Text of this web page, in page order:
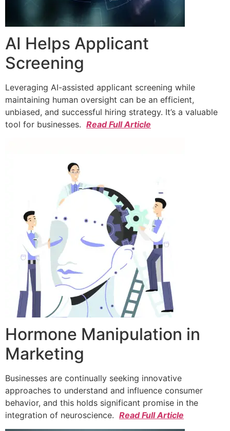
AI Helps Applicant
Screening
Leveraging AI-assisted applicant screening while
maintaining human oversight can be an efficient,
unbiased, and successful hiring strategy. It’s a valuable
tool for businesses. Read Full Article
Hormone Manipulation in
Marketing
Businesses are continually seeking innovative
approaches to understand and influence consumer
behavior, and this holds significant promise in the
integration of neuroscience. Read Full Article